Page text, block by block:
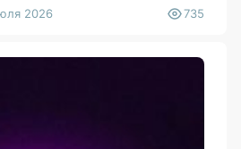
2026 735